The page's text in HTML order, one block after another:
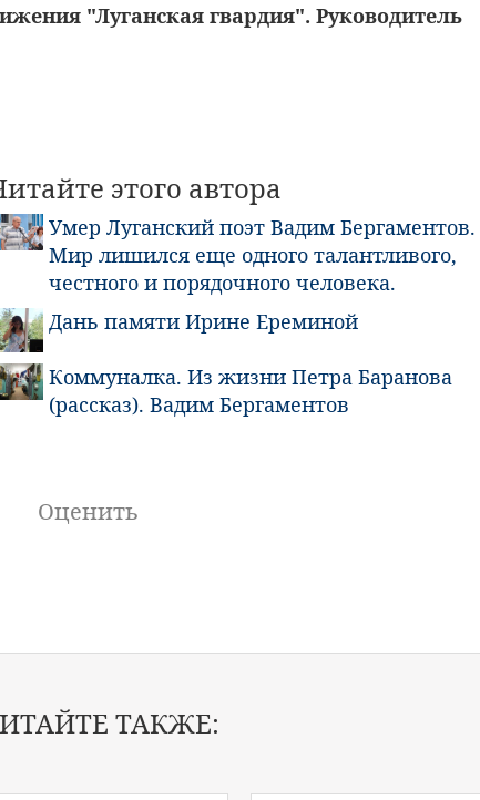
"Луганская гвардия". Руководитель
этого автора
Умер Луганский поэт Вадим Бергаментов.
Мир лишился еще одного талантливого,
честного и порядочного человека.
Дань памяти Ирине Ереминой
Коммуналка. Из жизни Петра Баранова
(рассказ). Вадим Бергаментов
Оценить
ТАКЖЕ: